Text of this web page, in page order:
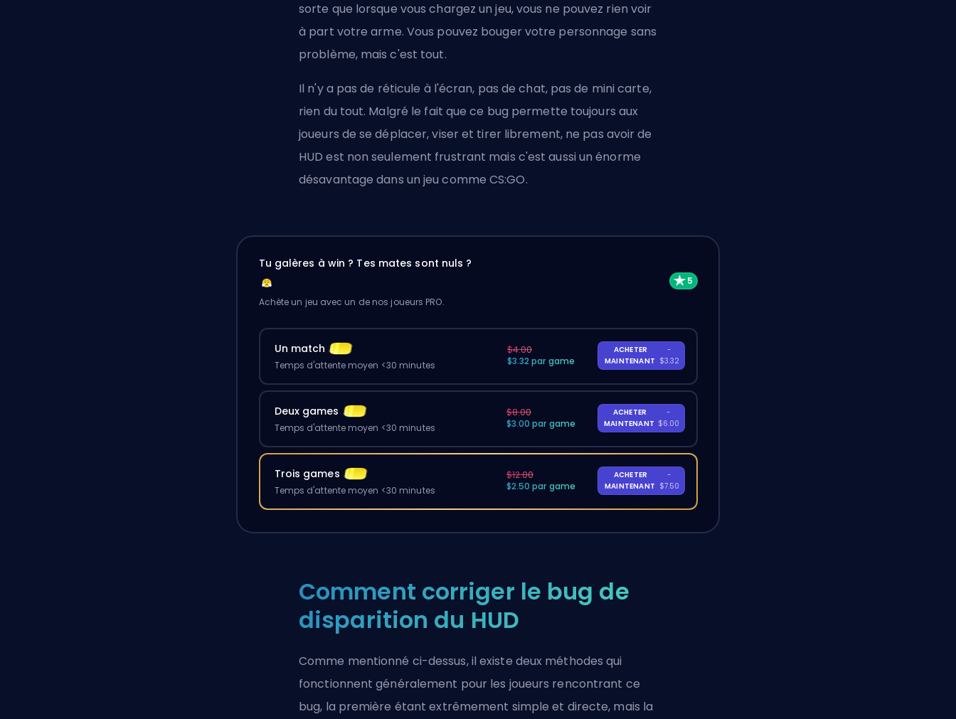
sorte que lorsque vous chargez un jeu, vous ne pouvez rien voir
à part votre arme. Vous pouvez bouger votre personnage sans
problème, mais c'est tout.
Il n'y a pas de réticule à l'écran, pas de chat, pas de mini carte,
rien du tout. Malgré le fait que ce bug permette toujours aux
joueurs de se déplacer, viser et tirer librement, ne pas avoir de
HUD est non seulement frustrant mais c'est aussi un énorme
désavantage dans un jeu comme CS:GO.
Tu galères à win ? Tes mates sont nuls ?
Achète un jeu avec un de nos joueurs PRO.
Un match
Temps d'attente moyen <30 minutes
$4.00
$3.32 par game
ACHETER
MAINTENANT
-
$3.32
Deux games
Temps d'attente moyen <30 minutes
$8.00
$3.00 par game
ACHETER
MAINTENANT
-
$6.00
Trois games
Temps d'attente moyen <30 minutes
$12.00
$2.50 par game
ACHETER
MAINTENANT
-
$7.50
Comment corriger le bug de
disparition du HUD
Comme mentionné ci-dessus, il existe deux méthodes qui
fonctionnent généralement pour les joueurs rencontrant ce
bug, la première étant extrêmement simple et directe, mais la